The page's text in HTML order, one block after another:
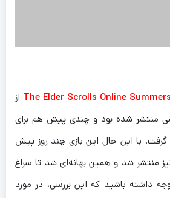
از
منتشر شده بود و چندی پیش هم برای
با این حال این بازی چند روز پیش
منتشر شد و همین بهانه‌ای شد تا سراغ
داشته باشید که این بررسی، در مورد